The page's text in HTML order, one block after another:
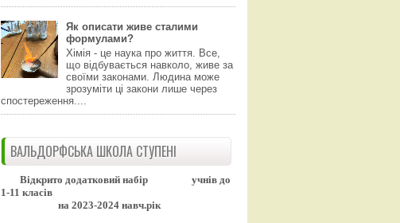
Як описати живе сталими
формулами?
Хімія - це наука про життя. Все,
що відбувається навколо, живе за
своїми законами. Людина може
зрозуміти ці закони лише через
спостереження....
ВАЛЬДОРФСЬКА ШКОЛА СТУПЕНІ
Відкрито додатковий набір
учнів до
1-11 класів
на 2023-2024 навч.рік